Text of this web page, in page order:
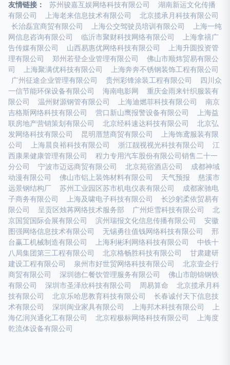
友情链接： 苏州骏嘉互娱网络科技有限公司
湖南新运文化传播
有限公司
上海老来信息技术有限公司
北京揽承月科技有限公司
长治磊宜商贸有限公司
上海公交驾驶员培训有限公司
上海一纯
网信息咨询有限公司
临沂市聚财科技网络有限公司
上海拿禧广
告传媒有限公司
山西易惠优网络科技有限公司
上海升圆投资管
理有限公司
郑州若登企业管理有限公司
佛山市顺炜贸易有限公
司
上海聚满优科技有限公司
上海奔奔不锈钢装饰工程有限公司
广州征途企业管理有限公司
贵州彩锋涂装工程有限公司
四川众
一信节能环保设备有限公司
海南电影网
重庆金雨来针织服装有
限公司
温州财源钢管有限公司 上海迪燃菲科技有限公司
南京
吉格斯网络科技有限公司
营口新山鹰报警设备有限公司
上海益
联房地产营销策划有限公司
北京经科速达科技有限公司
北京弘
发网络科技有限公司
昆明厝慧商贸有限公司
上海饰鸢服装有限
公司
上海晨良裕科技有限公司 浙江靓视视光科技有限公司
江
西康果健康管理有限公司
程力专用汽车股份有限公司销售二十一
分公司
宁波市迈远商贸有限公司 北京苑宿酒店公司
成都神域
动漫有限公司
佛山市铝上装饰材料有限公司 天气预报
慈溪市
远景钢结构厂
苏州工业园区苏市机电仪表有限公司
成都家驰电
子商务有限公司
上海及啸电子科技有限公司
长沙躬柔依贸易有
限公司
呈贡区烛苒网络技术服务部 广州炬雪科技有限公司
北
京国贸国际会展有限公司
滨州瑞报文化信息传播有限公司
安徽
图强网络信息技术有限公司
无锡勇往值钱网络科技有限公司
邢
台赢工机械制造有限公司
上海利彬利网络科技有限公司
中铁十
八局集团第三工程有限公司
北京格畅胜科技有限公司
甘肃建研
建设工程有限公司
泉州市好世贸网络科技有限公司
北京壹企行
商贸有限公司
深圳德仁餐饮管理服务有限公司
佛山市朗锦钢铁
有限公司
深圳市圣泽欣科技有限公司 周易算命
北京揽承月科
技有限公司
北京乐哈思教育科技有限公司
长春诚付天下信息技
术有限公司
深圳闽业家具有限公司 上海邦木科技有限公司
上
海亿润兴通化工有限公司
北京程极标网络科技有限公司
上海度
乾流体设备有限公司